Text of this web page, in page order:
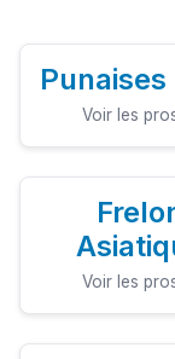
Voir les
Voir les